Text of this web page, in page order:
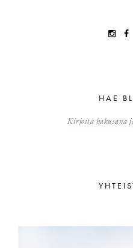
HAE
Hae